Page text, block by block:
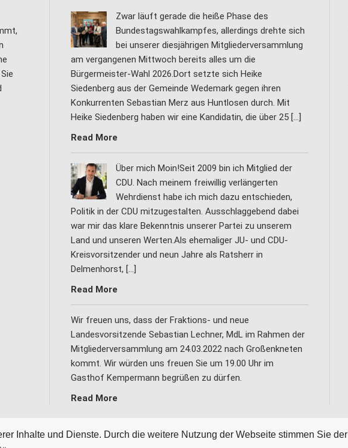
Inhalte und Dienste. Durch die weitere Nutzung der Webseite stimmen Sie der
Zwar läuft gerade die heiße Phase des
Bundestagswahlkampfes, allerdings drehte sich
bei unserer diesjährigen Mitgliederversammlung
am vergangenen Mittwoch bereits alles um die
Bürgermeister-Wahl 2026.Dort setzte sich Heike
Siedenberg aus der Gemeinde Wedemark gegen ihren
Konkurrenten Sebastian Merz aus Huntlosen durch. Mit
Heike Siedenberg haben wir eine Kandidatin, die über 25 […]
Read More
Über mich Moin!Seit 2009 bin ich Mitglied der
CDU. Nach meinem freiwillig verlängerten
Wehrdienst habe ich mich dazu entschieden,
Politik in der CDU mitzugestalten. Ausschlaggebend dabei
war mir das klare Bekenntnis unserer Partei zu unserem
Land und unseren Werten.Als ehemaliger JU- und CDU-
Kreisvorsitzender und neun Jahre als Ratsherr in
Delmenhorst, […]
Read More
Wir freuen uns, dass der Fraktions- und neue
Landesvorsitzende Sebastian Lechner, MdL im Rahmen der
Mitgliederversammlung am 24.03.2022 nach Großenkneten
kommt. Wir würden uns freuen Sie um 19.00 Uhr im
Gasthof Kempermann begrüßen zu dürfen.
Read More